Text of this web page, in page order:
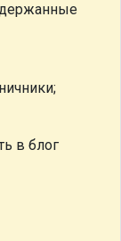
в блог